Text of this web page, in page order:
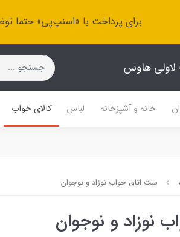
برای پرداخت با «اسنپ‌پی» حتما
هاوس
خانه و آشپزخانه لباس کالای خواب
ست اتاق خواب نوزاد و نوجوان
نوزاد و نوجوان